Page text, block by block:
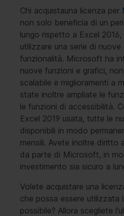
Chi acquistauna licenza per
non solo beneficia di un
lungo rispetto a Excel
utilizzare una serie di nuove
funzionalità. Microsoft ha
nuove funzioni e grafici,
scalabile e miglioramenti a
state inoltre ampliate le
le funzioni di accessibilità.
Excel 2019 usata, tutte le
disponibili in modo
mensili. Avete inoltre diritto
da parte di Microsoft, in
investimento sia sicuro a
Volete acquistare una
che possa essere utilizzata
possibile? Allora scegliete